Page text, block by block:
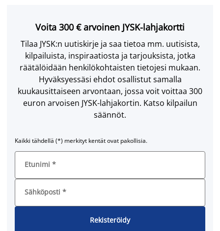
Voita 300 € arvoinen JYSK-lahjakortti
Tilaa JYSK:n uutiskirje ja saa tietoa mm. uutisista,
kilpailuista, inspiraatiosta ja tarjouksista, jotka
räätälöidään henkilökohtaisten tietojesi mukaan.
Hyväksyessäsi ehdot osallistut samalla
kuukausittaiseen arvontaan, jossa voit voittaa 300
euron arvoisen JYSK-lahjakortin. Katso kilpailun
säännöt.
Kaikki tähdellä (*) merkityt kentät ovat pakollisia.
Etunimi *
Sähköposti *
Rekisteröidy